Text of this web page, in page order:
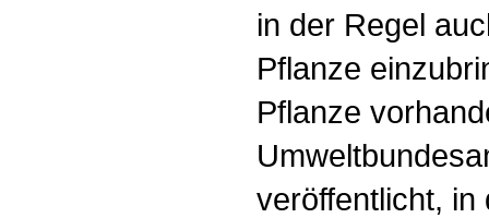
in der Regel
Pflanze
Pflanze
veröffentlicht, in